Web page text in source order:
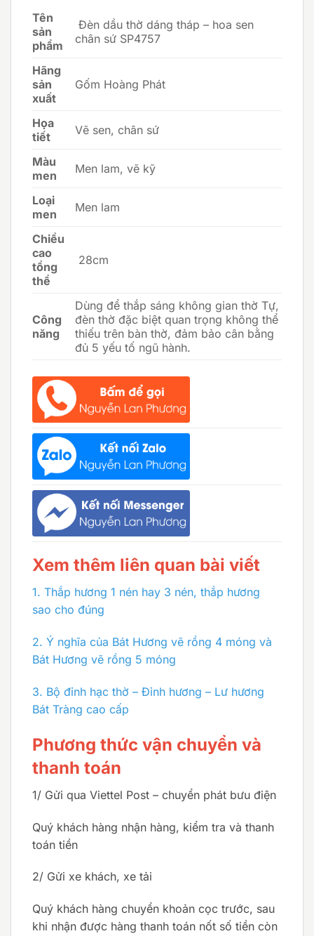
Tên
sản
phẩm
Đèn dầu thờ dáng tháp – hoa sen
chân sứ SP4757
Hãng
sản
xuất
Gốm Hoàng Phát
Họa
tiết
Vẽ sen, chân sứ
Màu
men
Men lam, vẽ kỹ
Loại
men
Men lam
Chiều
cao
tổng
thể
28cm
Công
năng
Dùng để thắp sáng không gian thờ Tự,
đèn thờ đặc biệt quan trọng không thể
thiếu trên bàn thờ, đảm bảo cân bằng
đủ 5 yếu tố ngũ hành.
Xem thêm liên quan bài viết
1. Thắp hương 1 nén hay 3 nén, thắp hương
sao cho đúng
2. Ý nghĩa của Bát Hương vẽ rồng 4 móng và
Bát Hương vẽ rồng 5 móng
3. Bộ đỉnh hạc thờ – Đỉnh hương – Lư hương
Bát Tràng cao cấp
Phương thức vận chuyển và
thanh toán
1/ Gửi qua Viettel Post – chuyển phát bưu điện
Quý khách hàng nhận hàng, kiểm tra và thanh
toán tiền
2/ Gửi xe khách, xe tải
Quý khách hàng chuyển khoản cọc trước, sau
khi nhận được hàng thanh toán nốt số tiền còn